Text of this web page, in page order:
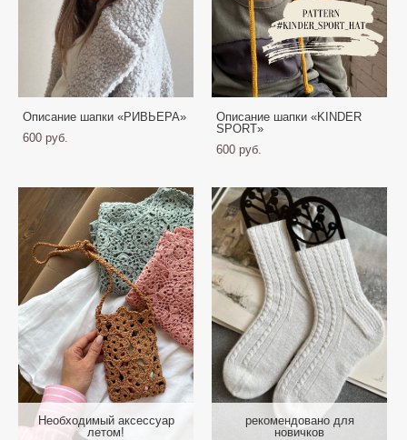
Описание шапки «РИВЬЕРА»
600 pуб.
Описание шапки «KINDER
SPORT»
600 pуб.
Необходимый аксессуар
летом!
рекомендовано для
новичков